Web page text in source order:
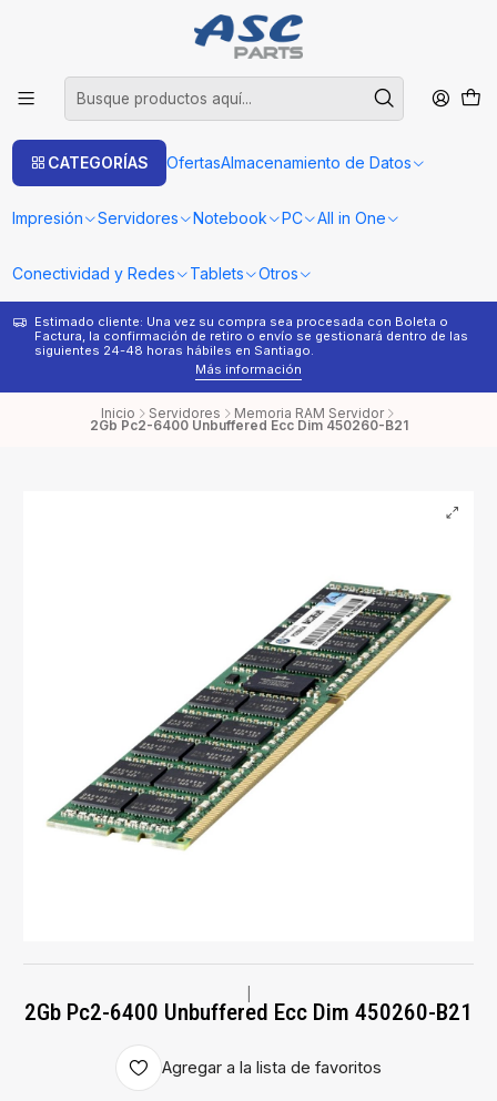
CATEGORÍAS OfertasAlmacenamiento de Datos
Impresión Servidores Notebook PC All in One
Conectividad y Redes Tablets Otros
Estimado cliente: Una vez su compra sea procesada con Boleta o
Factura, la confirmación de retiro o envío se gestionará dentro de las
siguientes 24-48 horas hábiles en Santiago.
Más información
Inicio Servidores Memoria RAM Servidor
2Gb Pc2-6400 Unbuffered Ecc Dim 450260-B21
2Gb Pc2-6400 Unbuffered Ecc Dim 450260-B21
Agregar a la lista de favoritos